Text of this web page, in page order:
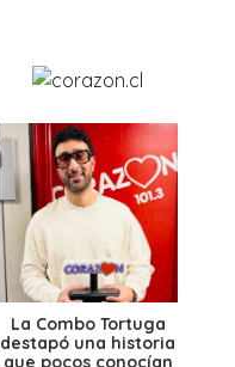
La Combo Tortuga
destapó una historia
que pocos conocían